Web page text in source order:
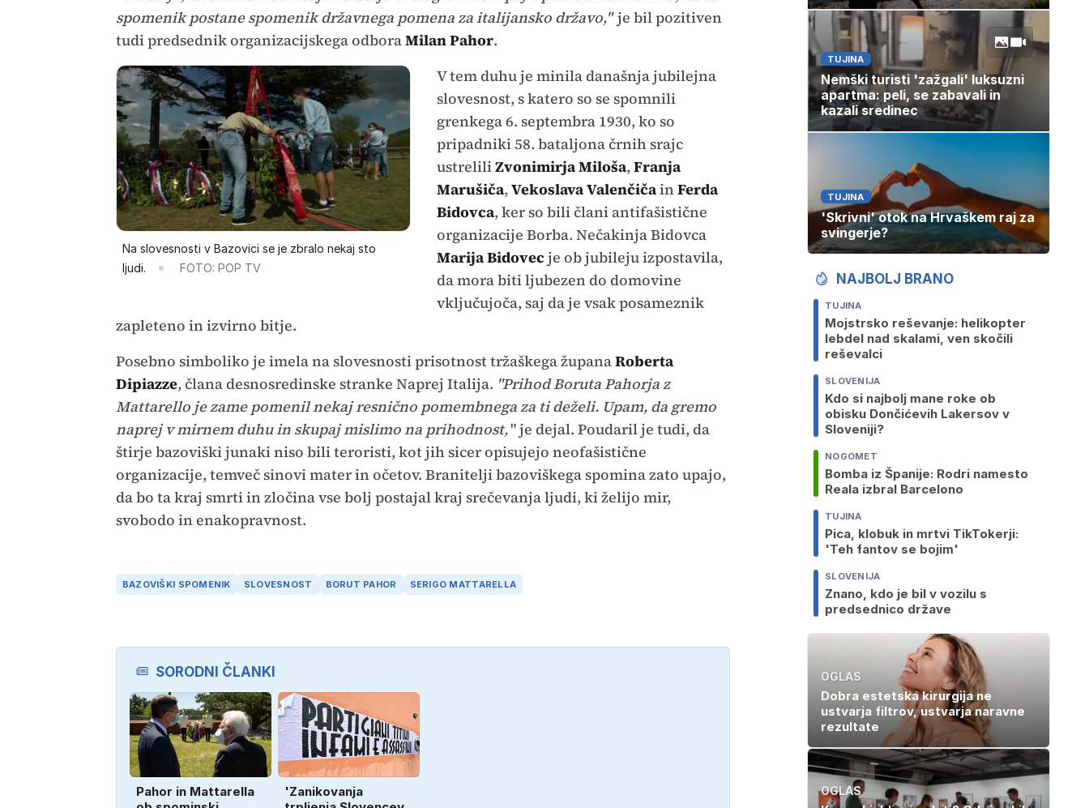
spomenik postane spomenik državnega pomena za italijansko državo,"je bil pozitiven
tudi predsednik organizacijskega odboraMilan Pahor.
Na slovesnosti v Bazovici se je zbralo nekaj sto
ljudi.
FOTO: POP TV
V tem duhu je minila današnja jubilejna
slovesnost, s katero so se spomnili
grenkega 6. septembra 1930, ko so
pripadniki 58. bataljona črnih srajc
ustreliliZvonimirja Miloša, Franja
Marušiča, Vekoslava ValenčičainFerda
Bidovca, ker so bili člani antifašistične
organizacije Borba. Nečakinja Bidovca
Marija Bidovec je ob jubileju izpostavila,
da mora biti ljubezen do domovine
vključujoča, saj da je vsak posameznik
zapleteno in izvirno bitje.
Posebno simboliko je imela na slovesnosti prisotnost tržaškega županaRoberta
Dipiazze, člana desnosredinske stranke Naprej Italija. "Prihod Boruta Pahorja z
Mattarello je zame pomenil nekaj resnično pomembnega za ti deželi. Upam, da gremo
naprej v mirnem duhu in skupaj mislimo na prihodnost," je dejal. Poudaril je tudi, da
štirje bazoviški junaki niso bili teroristi, kot jih sicer opisujejo neofašistične
organizacije, temveč sinovi mater in očetov. Branitelji bazoviškega spomina zato upajo,
da bo ta kraj smrti in zločina vse bolj postajal kraj srečevanja ljudi, ki želijo mir,
svobodo in enakopravnost.
BAZOVIŠKI SPOMENIK SLOVESNOST BORUT PAHOR SERIGO MATTARELLA
SORODNI ČLANKI
Pahor in Mattarella
'Zanikovanja
TUJINA
Nemški turisti 'zažgali' luksuzni
apartma: peli, se zabavali in
kazali sredinec
TUJINA
'Skrivni' otok na Hrvaškem raj za
svingerje?
NAJBOLJ BRANO
TUJINA
Mojstrsko reševanje: helikopter
lebdel nad skalami, ven skočili
reševalci
SLOVENIJA
Kdo si najbolj mane roke ob
obisku Dončićevih Lakersov v
Sloveniji?
NOGOMET
Bomba iz Španije: Rodri namesto
Reala izbral Barcelono
TUJINA
Pica, klobuk in mrtvi TikTokerji:
'Teh fantov se bojim'
SLOVENIJA
Znano, kdo je bil v vozilu s
predsednico države
OGLAS
Dobra estetska kirurgija ne
ustvarja filtrov, ustvarja naravne
rezultate
OGLAS